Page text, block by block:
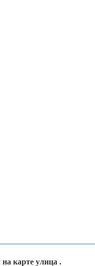
на карте улица .